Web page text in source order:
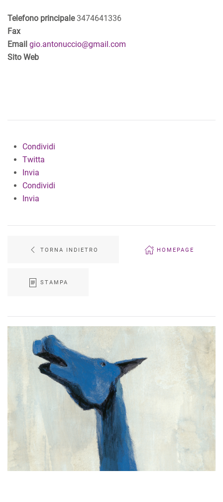
Telefono principale3474641336
Fax
Email gio.antonuccio@gmail.com
Sito Web
Condividi
Twitta
Invia
Condividi
Invia
TORNA INDIETRO HOMEPAGE
STAMPA